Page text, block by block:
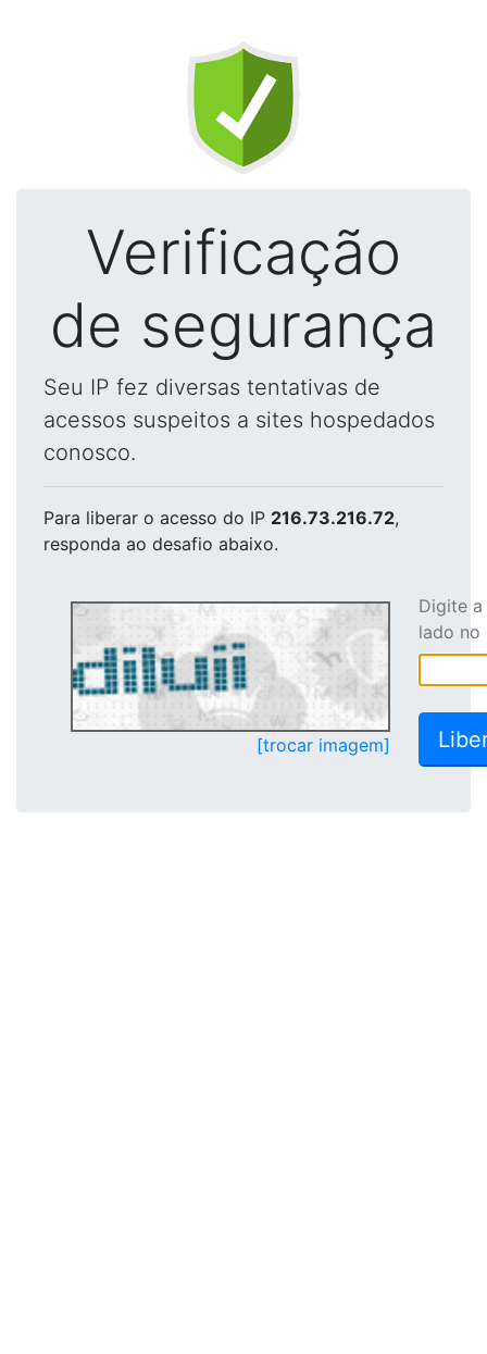
Verificação
de segurança
Seu IP fez diversas tentativas de
acessos suspeitos a sites hospedados
conosco.
Para liberar o acesso do IP 216.73.216.72,
responda ao desafio abaixo.
[trocar imagem]
Digite
lado no